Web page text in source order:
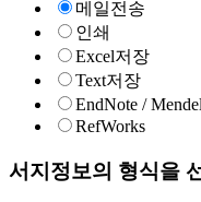
메일전송
인쇄
Excel저장
Text저장
EndNote /
RefWorks
서지정보의 형식을